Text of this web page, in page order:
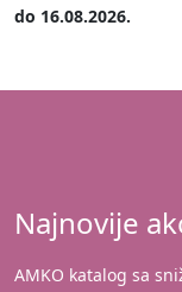
do 16.08.2026.
Najnovije
AMKO katalog sa